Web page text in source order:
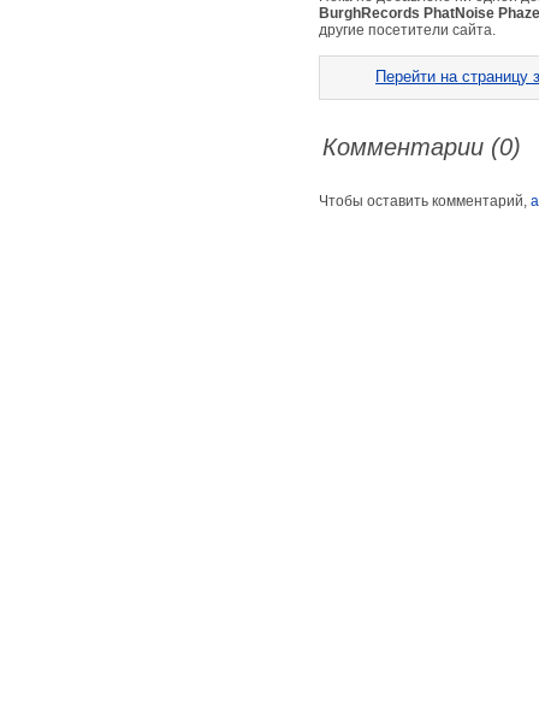
BurghRecords PhatNoise
другие посетители сайта.
Перейти на страницу
Комментарии (0)
Чтобы оставить комментарий,